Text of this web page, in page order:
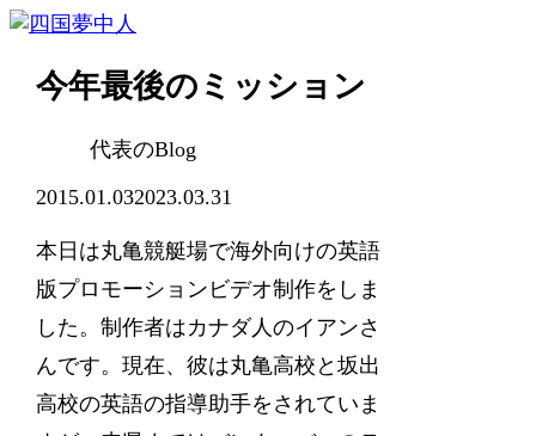
今年最後のミッション
代表のBlog
2015.01.032023.03.31
本日は丸亀競艇場で海外向けの英語
版プロモーションビデオ制作をしま
した。制作者はカナダ人のイアンさ
んです。現在、彼は丸亀高校と坂出
高校の英語の指導助手をされていま